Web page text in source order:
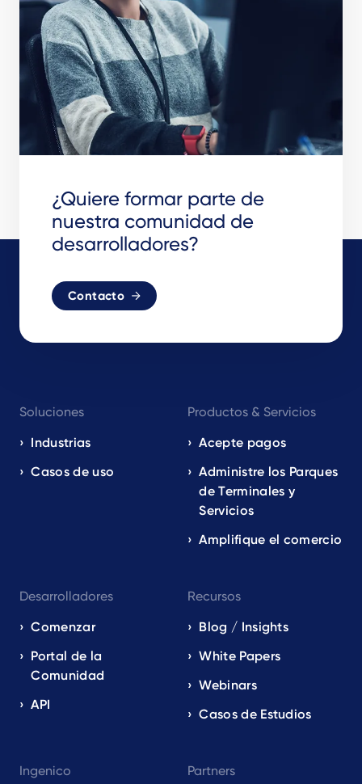
¿Quiere formar parte de
nuestra comunidad de
desarrolladores?
Contacto
navigation
EN
Soluciones
Industrias
Casos de uso
Productos & Servicios
Acepte pagos
Administre los Parques
de Terminales y
Servicios
Amplifique el comercio
Desarrolladores
Comenzar
Portal de la
Comunidad
API
Recursos
Blog / Insights
White Papers
Webinars
Casos de Estudios
Ingenico Partners